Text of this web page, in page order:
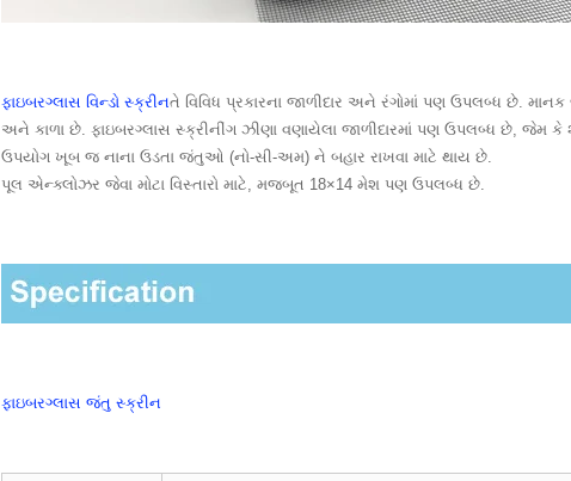
ફાઇબરગ્લાસ વિન્ડો સ્ક્રીનતે વિવિધ પ્રકારના જાળીદાર અને રંગોમાં પણ ઉપલબ્ધ છે.
અને કાળા છે. ફાઇબરગ્લાસ સ્ક્રીનીંગ ઝીણા વણાયેલા જાળીદારમાં પણ ઉપલબ્ધ છે, જેમ
ઉપયોગ ખૂબ જ નાના ઉડતા જંતુઓ (નો-સી-અમ) ને બહાર રાખવા માટે થાય છે.
પૂલ એન્ક્લોઝર જેવા મોટા વિસ્તારો માટે, મજબૂત 18×14 મેશ પણ ઉપલબ્ધ છે.
ફાઇબરગ્લાસ જંતુ સ્ક્રીન